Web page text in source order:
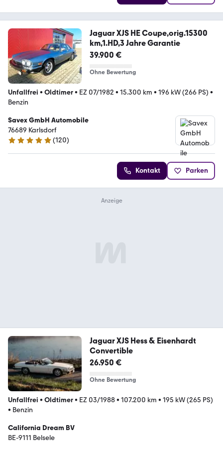
Jaguar XJS HE Coupe,orig.15300
km,1.HD,3 Jahre Garantie
39.900 €
Ohne Bewertung
Unfallfrei • Oldtimer• EZ 07/1982 • 15.300 km • 196 kW (266 PS) •
Benzin
Savex GmbH Automobile
76689 Karlsdorf
4.9 Sterne
(120)
Kontakt Parken
Jaguar XJS Hess & Eisenhardt
Convertible
26.950 €
Ohne Bewertung
Unfallfrei • Oldtimer• EZ 03/1988• 107.200 km • 195 kW (265 PS)
• Benzin
California Dream BV
BE-9111 Belsele